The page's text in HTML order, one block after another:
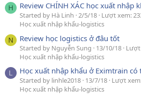
H Review CHÍNH XÁC học xuất nhập
Started by Hà Linh 2/5/18 Lượt xem:
Học xuất nhập khẩu-logistics
N Review học logistics ở đâu tốt
Started by Nguyễn Sung 13/10/18 Lượt
Học xuất nhập khẩu-logistics
L Học xuất nhập khẩu ở Eximtrain có
Started by linhle2018 13/7/18 Lượt
Học xuất nhập khẩu-logistics